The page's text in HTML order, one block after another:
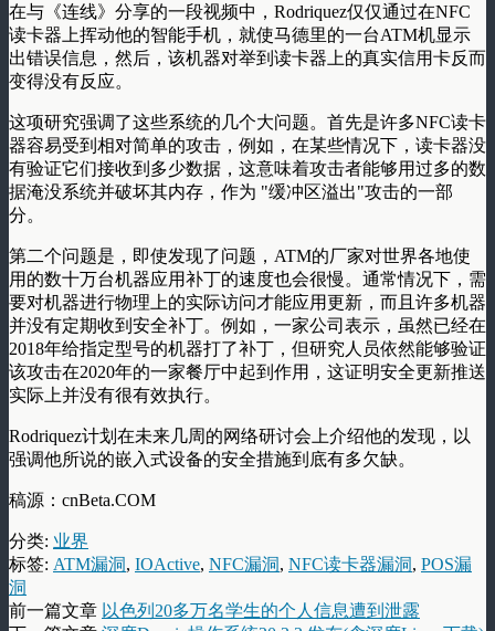
在与《连线》分享的一段视频中，Rodriquez仅仅通过在NFC
读卡器上挥动他的智能手机，就使马德里的一台ATM机显示
出错误信息，然后，该机器对举到读卡器上的真实信用卡反而
变得没有反应。
这项研究强调了这些系统的几个大问题。首先是许多NFC读卡
器容易受到相对简单的攻击，例如，在某些情况下，读卡器没
有验证它们接收到多少数据，这意味着攻击者能够用过多的数
据淹没系统并破坏其内存，作为 "缓冲区溢出"攻击的一部
分。
第二个问题是，即使发现了问题，ATM的厂家对世界各地使
用的数十万台机器应用补丁的速度也会很慢。通常情况下，需
要对机器进行物理上的实际访问才能应用更新，而且许多机器
并没有定期收到安全补丁。例如，一家公司表示，虽然已经在
2018年给指定型号的机器打了补丁，但研究人员依然能够验证
该攻击在2020年的一家餐厅中起到作用，这证明安全更新推送
实际上并没有很有效执行。
Rodriquez计划在未来几周的网络研讨会上介绍他的发现，以
强调他所说的嵌入式设备的安全措施到底有多欠缺。
稿源：cnBeta.COM
分类: 业界
标签: ATM漏洞, IOActive, NFC漏洞, NFC读卡器漏洞, POS漏
洞
前一篇文章 以色列20多万名学生的个人信息遭到泄露